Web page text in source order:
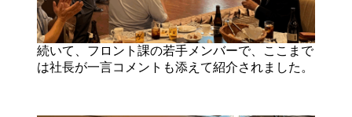
続いて、フロント課の若手メンバーで、ここまで
は社長が一言コメントも添えて紹介されました。